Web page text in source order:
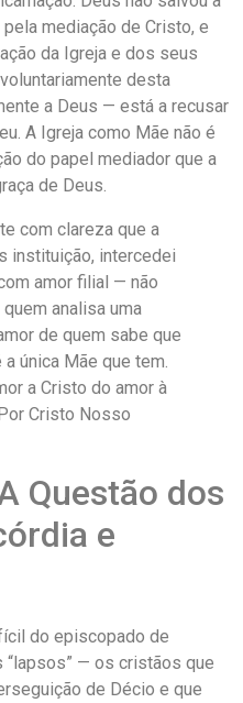
mediação de Cristo, e
da Igreja e dos seus
desta
a Deus — está a recusar
A Igreja como Mãe não é
do papel mediador que a
de Deus.
com clareza que a
instituição, intercedei
amor filial — não
analisa uma
de quem sabe que
única Mãe que tem.
a Cristo do amor à
Cristo Nosso
Questão dos
e
do episcopado de
— os cristãos que
de Décio e que